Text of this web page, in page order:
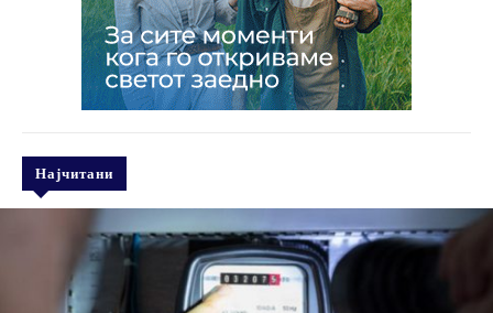
Најчитани